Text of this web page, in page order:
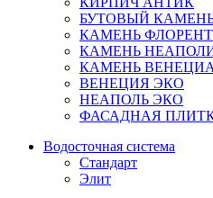
БУТОВЫЙ
КАМЕНЬ
КАМЕНЬ
КАМЕНЬ
ВЕНЕЦИЯ ЭКО
НЕАПОЛЬ ЭКО
ФАСАДНАЯ
Водосточная система
Стандарт
Элит